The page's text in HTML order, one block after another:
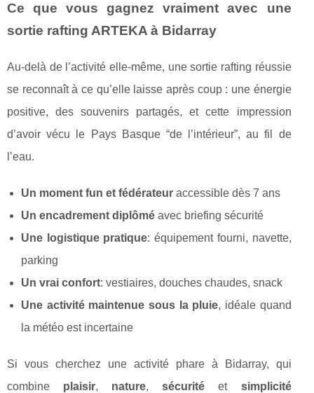
Ce que vous gagnez vraiment avec une
sortie rafting ARTEKA à Bidarray
Au-delà de l’activité elle-même, une sortie rafting réussie
se reconnaît à ce qu’elle laisse après coup : une énergie
positive, des souvenirs partagés, et cette impression
d’avoir vécu le Pays Basque “de l’intérieur”, au fil de
l’eau.
Un moment fun et fédérateur accessible dès 7 ans
Un encadrement diplômé avec briefing sécurité
Une logistique pratique: équipement fourni, navette,
parking
Un vrai confort: vestiaires, douches chaudes, snack
Une activité maintenue sous la pluie, idéale quand
la météo est incertaine
Si vous cherchez une activité phare à Bidarray, qui
combine plaisir, nature,sécurité et simplicité